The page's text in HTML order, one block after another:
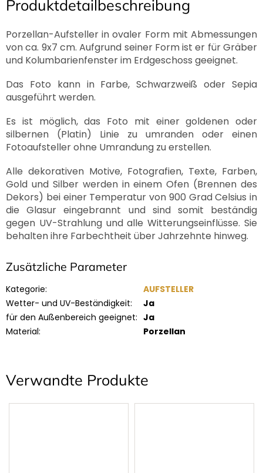
Verwandte Produkte
Produktdetailbeschreibung
Porzellan-Aufsteller in ovaler Form mit Abmessungen
von ca. 9x7 cm. Aufgrund seiner Form ist er für Gräber
und Kolumbarienfenster im Erdgeschoss geeignet.
Das Foto kann in Farbe, Schwarzweiß oder Sepia
ausgeführt werden.
Es ist möglich, das Foto mit einer goldenen oder
silbernen (Platin) Linie zu umranden oder einen
Fotoaufsteller ohne Umrandung zu erstellen.
Alle dekorativen Motive, Fotografien, Texte, Farben,
Gold und Silber werden in einem Ofen (Brennen des
Dekors) bei einer Temperatur von 900 Grad Celsius in
die Glasur eingebrannt und sind somit beständig
gegen UV-Strahlung und alle Witterungseinflüsse. Sie
behalten ihre Farbechtheit über Jahrzehnte hinweg.
Zusätzliche Parameter
Kategorie:
AUFSTELLER
Wetter- und UV-Beständigkeit:
Ja
für den Außenbereich geeignet: Ja
Material: Porzellan